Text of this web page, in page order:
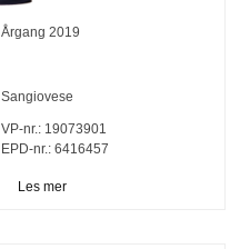
Årgang 2019
Sangiovese
VP-nr.:19073901
EPD-nr.: 6416457
Les mer